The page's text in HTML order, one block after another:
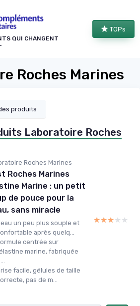
QUI CHANGENT
TOPs
Roches Marines
produits
Laboratoire Roches
Roches Marines
Roches Marines
Marine : un petit
de pouce pour la
sans miracle
un peu plus souple et
après quelq...
centrée sur
marine, fabriquée
facile, gélules de taille
pas de m...
★★★★★
★★★★★
cookies